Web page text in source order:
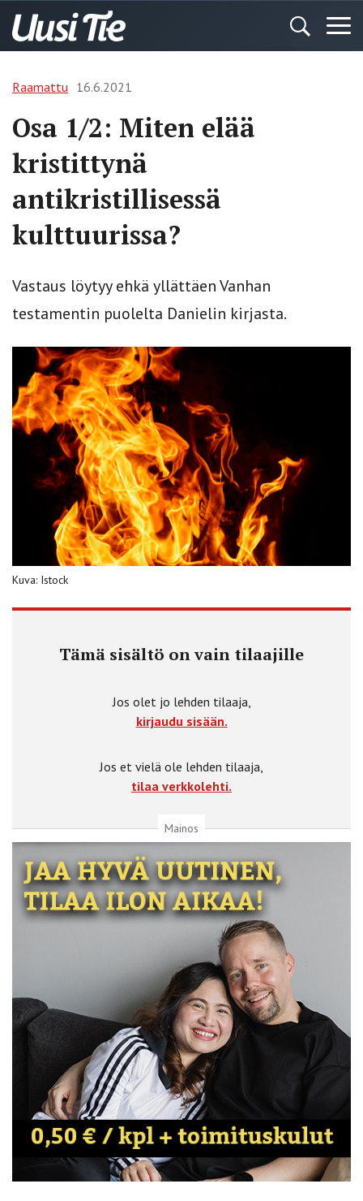
Raamattu 16.6.2021
Osa 1/2: Miten elää
kristittynä
antikristillisessä
kulttuurissa?
Vastaus löytyy ehkä yllättäen Vanhan
testamentin puolelta Danielin kirjasta.
Kuva: Istock
Tämä sisältö on vain tilaajille
Jos olet jo lehden tilaaja,
kirjaudu sisään.
Jos et vielä ole lehden tilaaja,
tilaa verkkolehti.
Mainos